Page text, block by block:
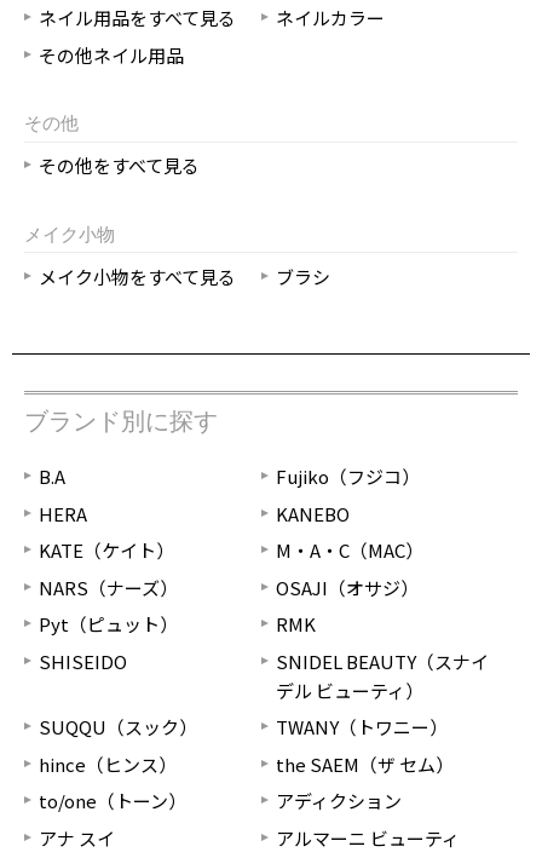
ネイル用品をすべて見る
ネイルカラー
その他ネイル用品
その他
その他をすべて見る
メイク小物
メイク小物をすべて見る ブラシ
ブランド別に探す
B.A
Fujiko（フジコ）
HERA
KANEBO
KATE（ケイト）
M・A・C（MAC）
NARS（ナーズ）
OSAJI（オサジ）
Pyt（ピュット）
RMK
SHISEIDO
SNIDEL BEAUTY（スナイ
デル ビューティ）
SUQQU（スック）
TWANY（トワニー）
hince（ヒンス）
the SAEM（ザ セム）
to/one（トーン）
アディクション
アナ スイ
アルマーニ ビューティ